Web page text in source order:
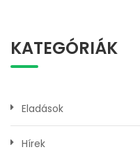
KATEGÓRIÁK
Eladások
Hírek